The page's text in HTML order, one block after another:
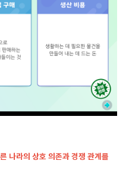
나라의 상호 의존과 경쟁 관계를